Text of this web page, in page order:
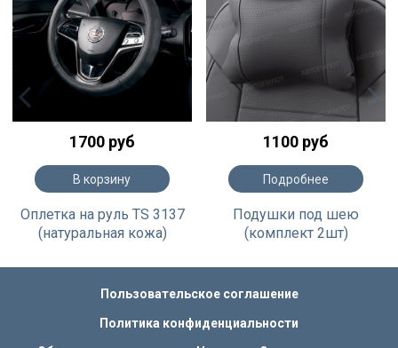
1700 руб
В корзину
Оплетка на руль TS 3137
(натуральная кожа)
1100 руб
Подробнее
Подушки под шею
(комплект 2шт)
Пользовательское соглашение
Политика конфиденциальности